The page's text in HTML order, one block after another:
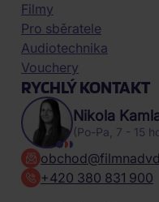
Filmy
Pro sběratele
Audiotechnika
Vouchery
RYCHLÝ KONTAKT
Nikola
(Po-Pa, 7 - 15
+420 380 831 900